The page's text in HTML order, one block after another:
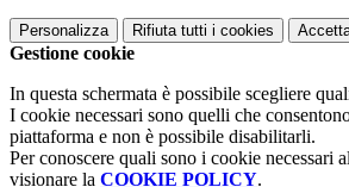
Personalizza Rifiuta tutti i cookies
Gestione cookie
In questa schermata è possibile scegliere
I cookie necessari sono quelli che
piattaforma e non è possibile disabilitarli.
Per conoscere quali sono i cookie necessari
visionare la COOKIE POLICY.